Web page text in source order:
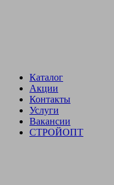
Каталог
Акции
Контакты
Услуги
Вакансии
СТРОЙОПТ